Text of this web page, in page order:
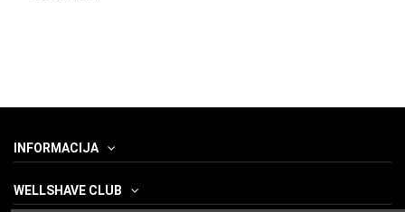
INFORMACIJA
WELLSHAVE CLUB